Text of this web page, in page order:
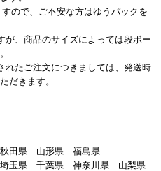
ので、ご不安な方はゆうパックを
、商品のサイズによっては段ボー
たご注文につきましては、発送時
だきます。
田県 山形県 福島県
玉県 千葉県 神奈川県 山梨県